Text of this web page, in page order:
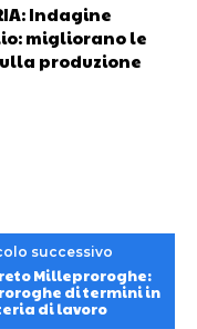
Indagine
migliorano le
produzione
successivo
Milleproroghe:
di termini in
di lavoro